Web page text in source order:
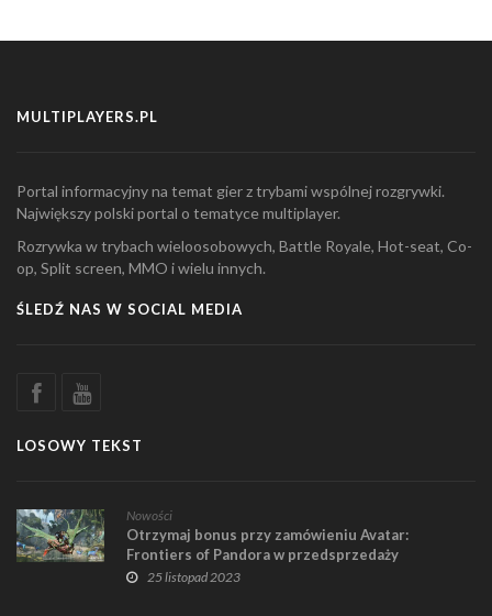
MULTIPLAYERS.PL
Portal informacyjny na temat gier z trybami wspólnej rozgrywki.
Największy polski portal o tematyce multiplayer.
Rozrywka w trybach wieloosobowych, Battle Royale, Hot-seat, Co-
op, Split screen, MMO i wielu innych.
ŚLEDŹ NAS W SOCIAL MEDIA
LOSOWY TEKST
Nowości
Otrzymaj bonus przy zamówieniu Avatar:
Frontiers of Pandora w przedsprzedaży
25 listopad 2023